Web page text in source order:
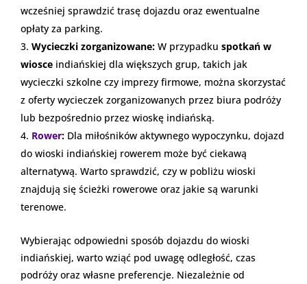
wcześniej sprawdzić trasę dojazdu oraz ewentualne
opłaty za parking.
Wycieczki zorganizowane: W przypadku spotkań w
wiosce indiańskiej dla większych grup, takich jak
wycieczki szkolne czy imprezy firmowe, można skorzystać
z oferty wycieczek zorganizowanych przez biura podróży
lub bezpośrednio przez wioskę indiańską.
Rower: Dla miłośników aktywnego wypoczynku, dojazd
do wioski indiańskiej rowerem może być ciekawą
alternatywą. Warto sprawdzić, czy w pobliżu wioski
znajdują się ścieżki rowerowe oraz jakie są warunki
terenowe.
Wybierając odpowiedni sposób dojazdu do wioski
indiańskiej, warto wziąć pod uwagę odległość, czas
podróży oraz własne preferencje. Niezależnie od